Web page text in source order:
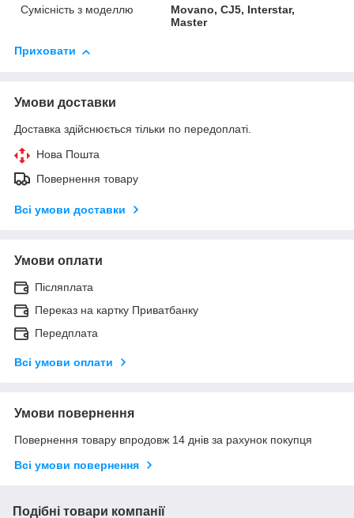
Сумісність з моделлю
Movano, CJ5, Interstar,
Master
Приховати
Умови доставки
Доставка здійснюється тільки по передоплаті.
Нова Пошта
Повернення товару
Всі умови доставки
Умови оплати
Післяплата
Переказ на картку Приватбанку
Передплата
Всі умови оплати
Умови повернення
Повернення товару впродовж 14 днів за рахунок покупця
Всі умови повернення
Подібні товари компанії